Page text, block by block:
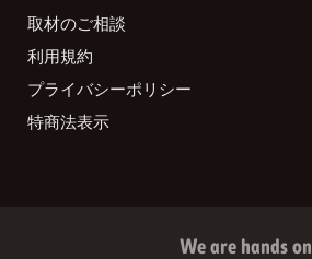
取材のご相談
利用規約
プライバシーポリシー
特商法表示
We are hands on